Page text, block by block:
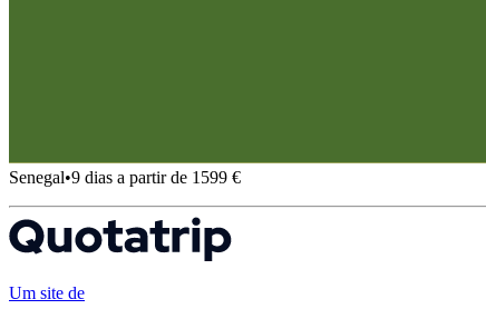
Senegal•9 dias a partir de 1599 €
Um site de